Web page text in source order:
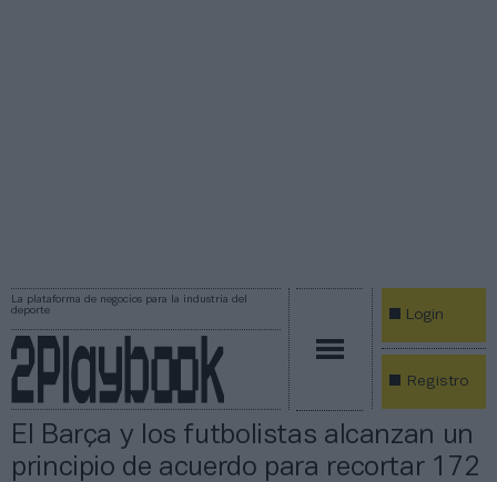
La plataforma de negocios para la industria del
deporte
Login
Registro
El Barça y los futbolistas alcanzan un
principio de acuerdo para recortar 172